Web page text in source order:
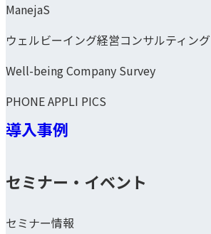
ManejaS
ウェルビーイング経営コンサルティング
Well-being Company Survey
PHONE APPLI PICS
導入事例
セミナー・イベント
セミナー情報